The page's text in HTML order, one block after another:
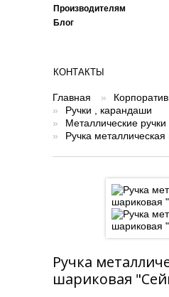
Производителям
Блог
КОНТАКТЫ
Главная »
»
Ручки , карандаши
»
Металлические ручки
»
Ручка
Ручка
шариковая